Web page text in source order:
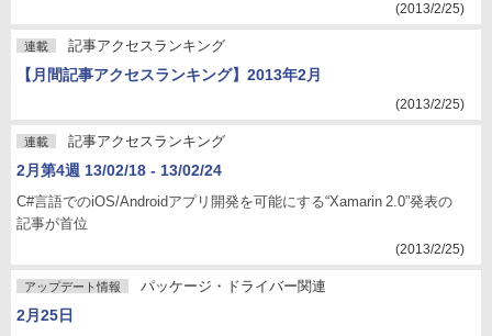
(2013/2/25)
連載 記事アクセスランキング
【月間記事アクセスランキング】2013年2月
(2013/2/25)
連載 記事アクセスランキング
2月第4週 13/02/18 - 13/02/24
C#言語でのiOS/Androidアプリ開発を可能にする“Xamarin 2.0”発表の
記事が首位
(2013/2/25)
アップデート情報 パッケージ・ドライバー関連
2月25日